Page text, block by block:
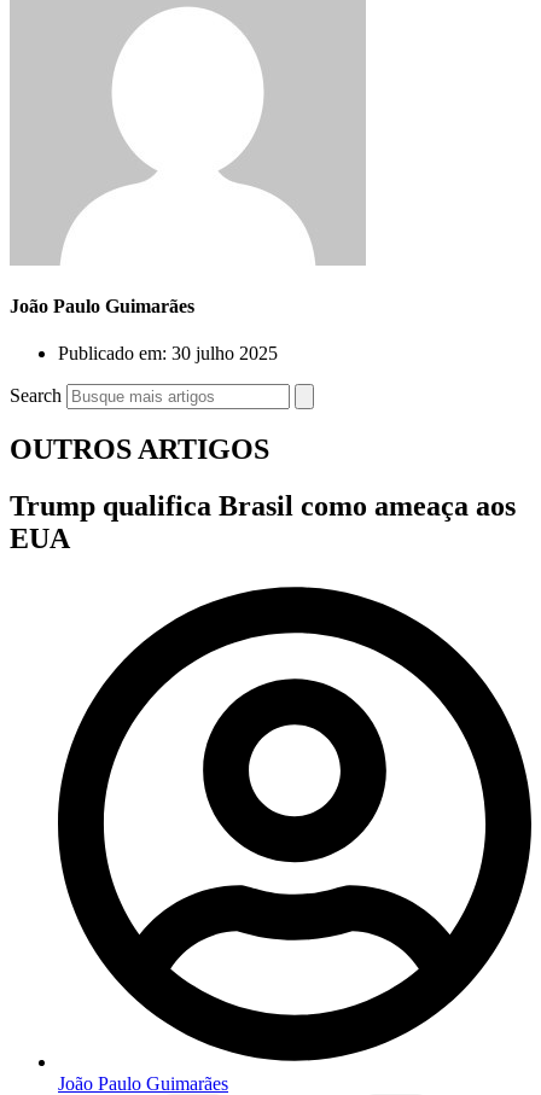
João Paulo Guimarães
Publicado em: 30 julho 2025
Search
OUTROS ARTIGOS
Trump qualifica Brasil como ameaça aos
EUA
João Paulo Guimarães